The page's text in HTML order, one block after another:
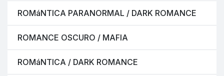
ROMáNTICA PARANORMAL / DARK ROMANCE
ROMANCE OSCURO / MAFIA
ROMáNTICA / DARK ROMANCE